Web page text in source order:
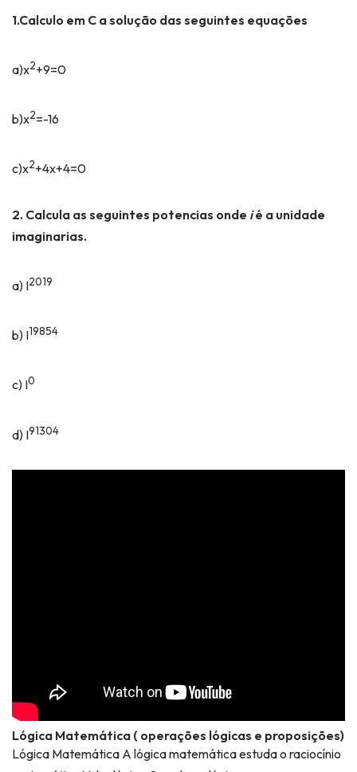
1.Calculo em C a solução das seguintes equações
a)x2+9=0
b)x2=-16
c)x2+4x+4=0
2. Calcula as seguintes potencias onde ié a unidade
imaginarias.
a) I2019
b) I19854
c) I0
d) I91304
Lógica Matemática ( operações lógicas e proposições)
Lógica Matemática A lógica matemática estuda o raciocínio